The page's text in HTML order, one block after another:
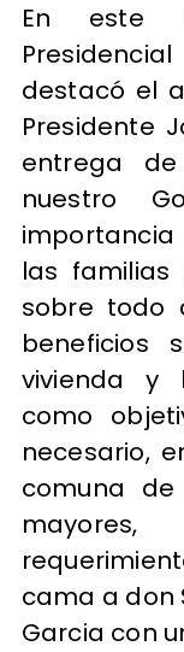
En este
destacó el
Presidente
entrega de
nuestro
las
sobre todo
beneficios
vivienda y
como
necesario,
comuna
cama a don
Garcia con